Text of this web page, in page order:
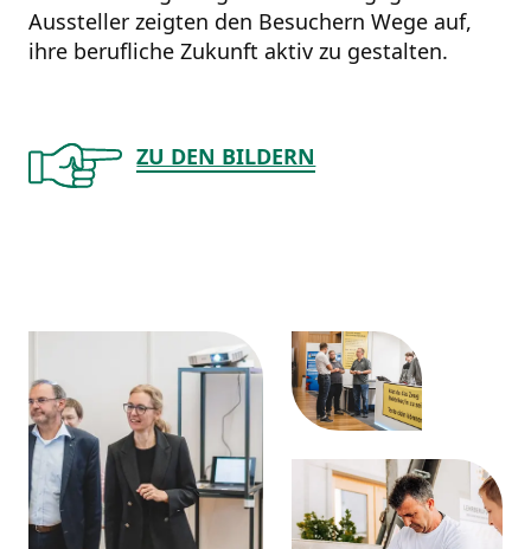
Aussteller zeigten den Besuchern Wege auf,
ihre berufliche Zukunft aktiv zu gestalten.
ZU DEN BILDERN